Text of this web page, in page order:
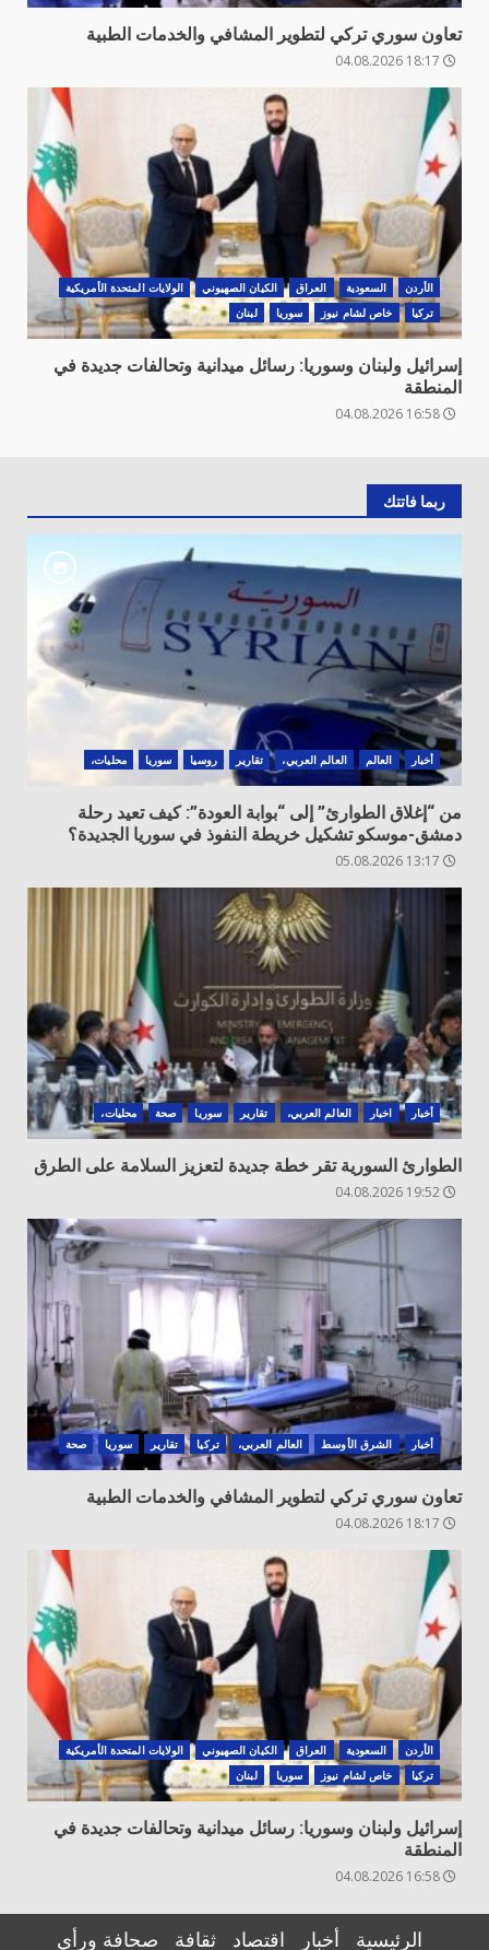
تعاون سوري تركي لتطوير المشافي والخدمات الطبية
الأردن السعودية العراق الكيان الصهيوني
الولايات المتحدة الأمريكية
تركيا
خاص لشام نيوز سوريا لبنان
إسرائيل ولبنان وسوريا: رسائل ميدانية وتحالفات جديدة في
المنطقة
ربما فاتتك
أخبار العالم العالم العربي، تقارير روسيا سوريا محليات،
من “إغلاق الطوارئ” إلى “بوابة العودة”: كيف تعيد رحلة
دمشق-موسكو تشكيل خريطة النفوذ في سوريا الجديدة؟
أخبار اخبار العالم العربي، تقارير سوريا صحة محليات،
الطوارئ السورية تقر خطة جديدة لتعزيز السلامة على الطرق
أخبار الشرق الأوسط العالم العربي، تركيا تقارير سوريا صحة
تعاون سوري تركي لتطوير المشافي والخدمات الطبية
الأردن السعودية العراق الكيان الصهيوني
الولايات المتحدة الأمريكية
تركيا
خاص لشام نيوز سوريا لبنان
إسرائيل ولبنان وسوريا: رسائل ميدانية وتحالفات جديدة في
المنطقة
الرئيسية أخبار اقتصاد ثقافة صحافة ورأي